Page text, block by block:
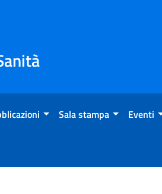
Sala stampa Eventi